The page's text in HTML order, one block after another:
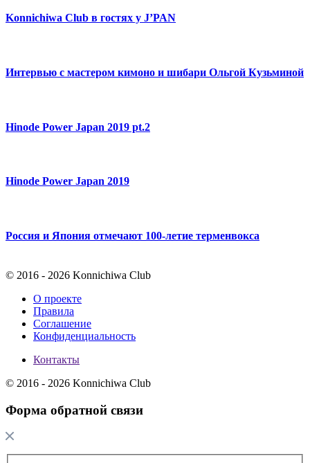
Konnichiwa Club в гостях у J’PAN
Интервью с мастером кимоно и шибари Ольгой Кузьминой
Hinode Power Japan 2019 pt.2
Hinode Power Japan 2019
Россия и Япония отмечают 100-летие терменвокса
© 2016 - 2026 Konnichiwa Club
О проекте
Правила
Соглашение
Конфиденциальность
Контакты
© 2016 - 2026 Konnichiwa Club
Форма обратной связи